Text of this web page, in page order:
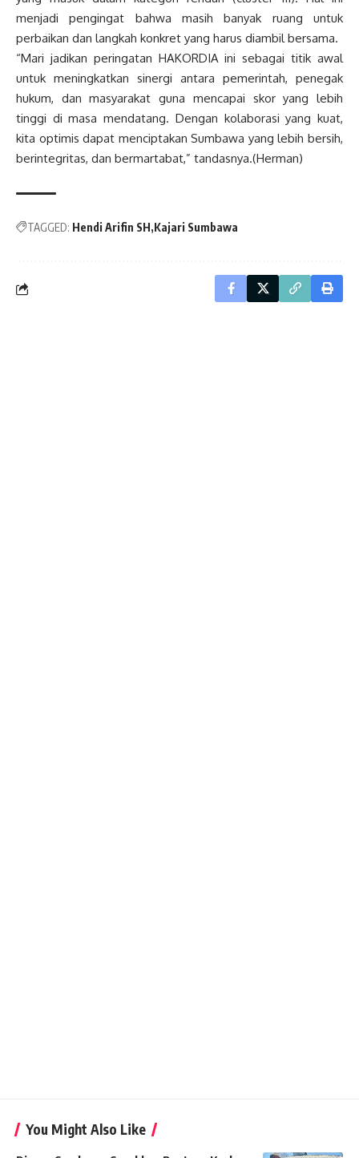
menjadi pengingat bahwa masih banyak ruang untuk
perbaikan dan langkah konkret yang harus diambil bersama.
“Mari jadikan peringatan HAKORDIA ini sebagai titik awal
untuk meningkatkan sinergi antara pemerintah, penegak
hukum, dan masyarakat guna mencapai skor yang lebih
tinggi di masa mendatang. Dengan kolaborasi yang kuat,
kita optimis dapat menciptakan Sumbawa yang lebih bersih,
berintegritas, dan bermartabat,” tandasnya.(Herman)
TAGGED: Hendi Arifin SH Kajari Sumbawa
You Might Also Like